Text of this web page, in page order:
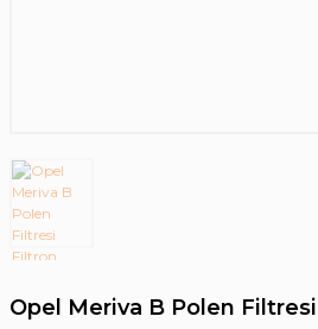
Opel Meriva B Polen